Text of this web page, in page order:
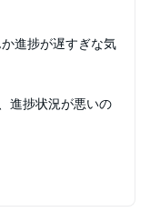
進捗が遅すぎな気
進捗状況が悪いの